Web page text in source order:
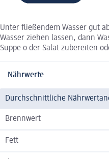
Unter fließendem Wasser gut
Wasser ziehen lassen, dann
Suppe o der Salat zubereiten
Nährwerte
Durchschnittliche
Brennwert
Fett